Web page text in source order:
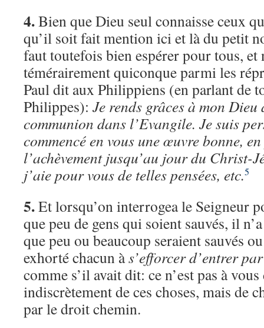
4.Bien que Dieu seul connaisse ceux
qu’il soit fait mention ici et là du petit
faut toutefois bien espérer pour tous, et
témérairement quiconque parmi les
Paul dit aux Philippiens (en parlant de
Philippes): Je rends grâces à mon Dieu
communion dans l’Evangile. Je suis
commencé en vous une œuvre bonne,
l’achèvement jusqu’au jour du Christ-
j’aie pour vous de telles pensées, etc.5
5.Et lorsqu’on interrogea le Seigneur
que peu de gens qui soient sauvés, il
que peu ou beaucoup seraient sauvés
exhorté chacun às’efforcer d’entrer
comme s’il avait dit: ce n’est pas à
indiscrètement de ces choses, mais de
par le droit chemin.